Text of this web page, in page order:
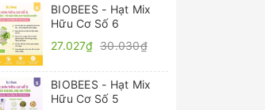
BIOBEES - Hạt Mix
Hữu Cơ Số 6
27.027₫ 30.030₫
BIOBEES - Hạt Mix
Hữu Cơ Số 5